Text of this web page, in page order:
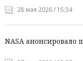
28 мая 2026 / 15:34
NASA анонсировало